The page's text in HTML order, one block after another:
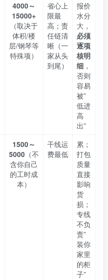
4000～
15000+
（取决于
体积/楼
层/钢琴等
特殊项）
省心上
限最
高；责
任链清
晰（一
家从头
到尾）
报价
水分
大，
必须
逐项
核明
细 ，
否则
容易
被”
低进
高
出”
1500～
5000 （不
含你自己
的工时成
本）
干线运
费最低
累；
打包
质量
直接
影响
货
损；
专线
不负
责”
装你
家里
的柜
子”